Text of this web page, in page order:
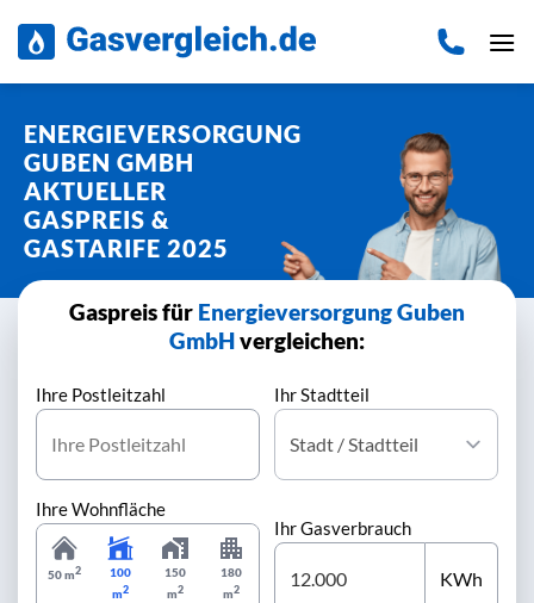
Inhalt
ENERGIEVERSORGUNG
GUBEN GMBH
AKTUELLER
GASPREIS &
GASTARIFE 2025
Gaspreis für Energieversorgung Guben
GmbHvergleichen:
Ihre Postleitzahl Ihr Stadtteil
Ihre Wohnfläche
50 m2
100
m2
150
m2
180
m2
Ihr Gasverbrauch
KWh